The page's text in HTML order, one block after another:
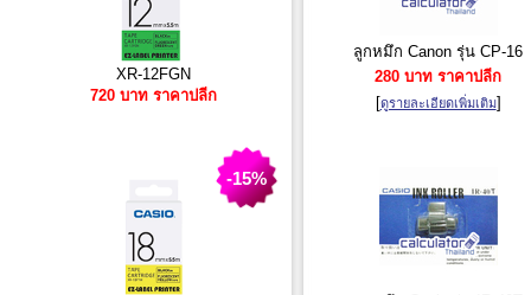
XR-12FGN
720 บาท ราคาปลีก
-15%
ลูกหมึก Canon รุ่น CP-16
280 บาท ราคาปลีก
[ดูรายละเอียดเพิ่มเติม]